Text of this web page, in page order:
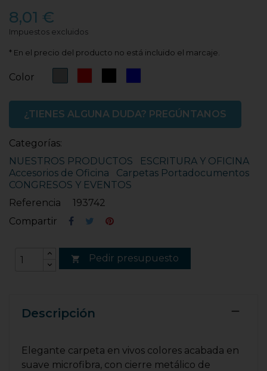
8,01 €
Impuestos excluidos
* En el precio del producto no está incluido el marcaje.
Color
¿TIENES ALGUNA DUDA? PREGÚNTANOS
Categorías:
NUESTROS PRODUCTOS
ESCRITURA Y OFICINA
Accesorios de Oficina
Carpetas Portadocumentos
CONGRESOS Y EVENTOS
Referencia
193742
Compartir
 Pedir presupuesto
Descripción
Elegante carpeta en vivos colores acabada en
suave microfibra, con cierre metálico de